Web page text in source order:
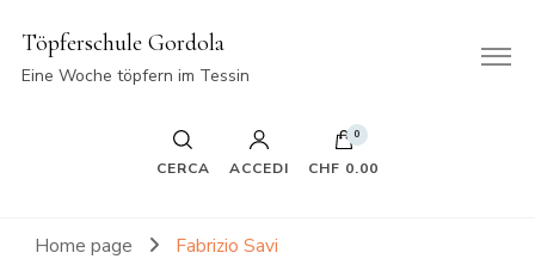
Töpferschule Gordola
Eine Woche töpfern im Tessin
CERCA ACCEDI
0
CHF 0.00
Home page Fabrizio Savi